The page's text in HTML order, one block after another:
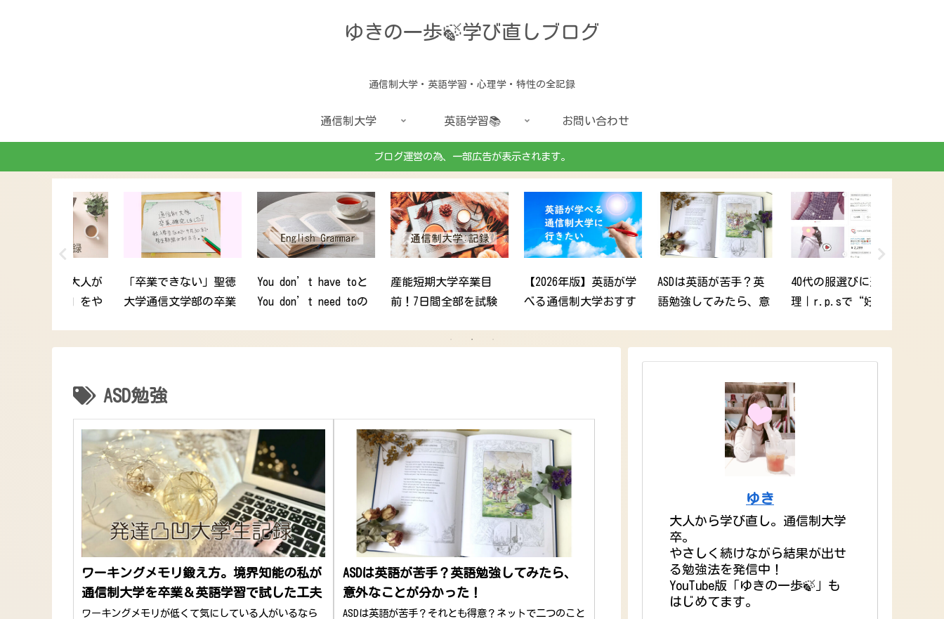
ゆきの一歩🍃学び直しブログ
通信制大学・英語学習・心理学・特性の全記録
通信制大学 英語学習📚 お問い合わせ
ブログ運営の為、一部広告が表示されます。
【2026年版】英語が学
べる通信制大学おすす
ASDは英語が苦手？英
語勉強してみたら、意
40代の服選びに迷う心
理｜r.p.sで“好
The reason why~is
becauseの意味と使い
40代の服選びに迷う心
理｜“好き”を取り戻
HSPでも短大卒業でき
た！自由が丘産能短大
ASD勉強
ワーキングメモリ鍛え方。境界知能の私が
通信制大学を卒業＆英語学習で試した工夫
ワーキングメモリが低くて気にしている人がいるなら
ASDは英語が苦手？英語勉強してみたら、
意外なことが分かった！
ASDは英語が苦手？それとも得意？ネットで二つのこと
ゆき
大人から学び直し。通信制大学
卒。
やさしく続けながら結果が出せ
る勉強法を発信中！
YouTube版「ゆきの一歩🍃」も
はじめてます。